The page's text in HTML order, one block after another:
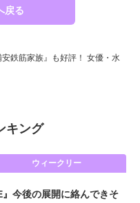
戻る
鉄筋家族』も好評！ 女優・水
キング
ウィークリー
』今後の展開に絡んできそ